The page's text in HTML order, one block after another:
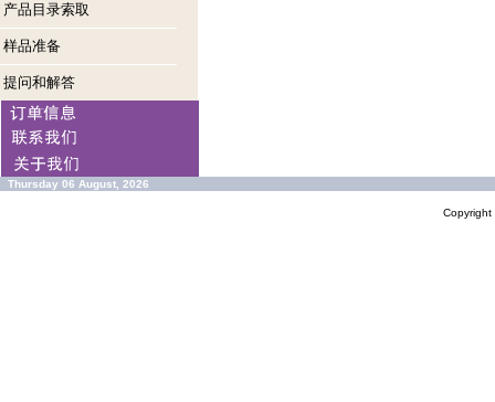
产品目录索取
样品准备
提问和解答
Thursday 06 August, 2026